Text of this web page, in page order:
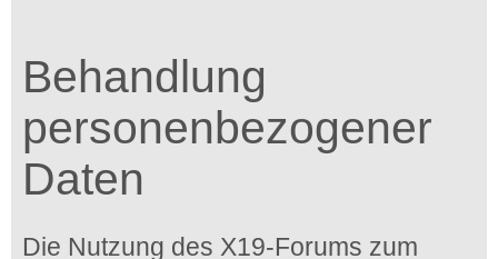
Behandlung
personenbezogener
Daten
Die Nutzung des X19-Forums zum